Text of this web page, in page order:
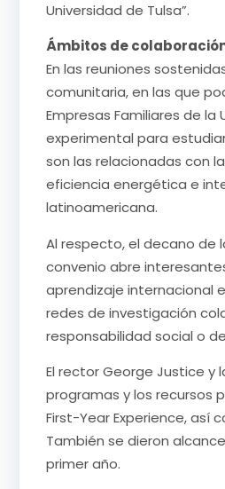
Universidad de Tulsa”.
Ámbitos de
En las reuniones
comunitaria, en las que
Empresas Familiares de
experimental para
son las relacionadas con
eficiencia energética e
latinoamericana.
Al respecto, el decano de
convenio abre
aprendizaje internacional
redes de investigación
responsabilidad social o
El rector George Justice y
programas y los recursos
First-Year Experience, así
También se dieron
primer año.